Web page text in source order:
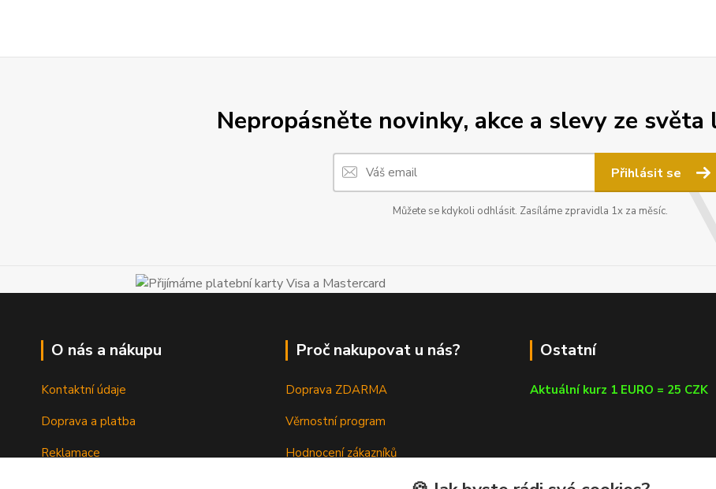
Nepropásněte novinky, akce a slevy ze
Přihlásit se
Můžete se kdykoli odhlásit. Zasíláme zpravidla 1x za měsíc.
O nás a nákupu
Kontaktní údaje
Doprava a platba
Reklamace
Proč nakupovat u nás?
Doprava ZDARMA
Věrnostní program
Hodnocení zákazníků
Ostatní
Aktuální kurz 1 EURO = 25 CZK